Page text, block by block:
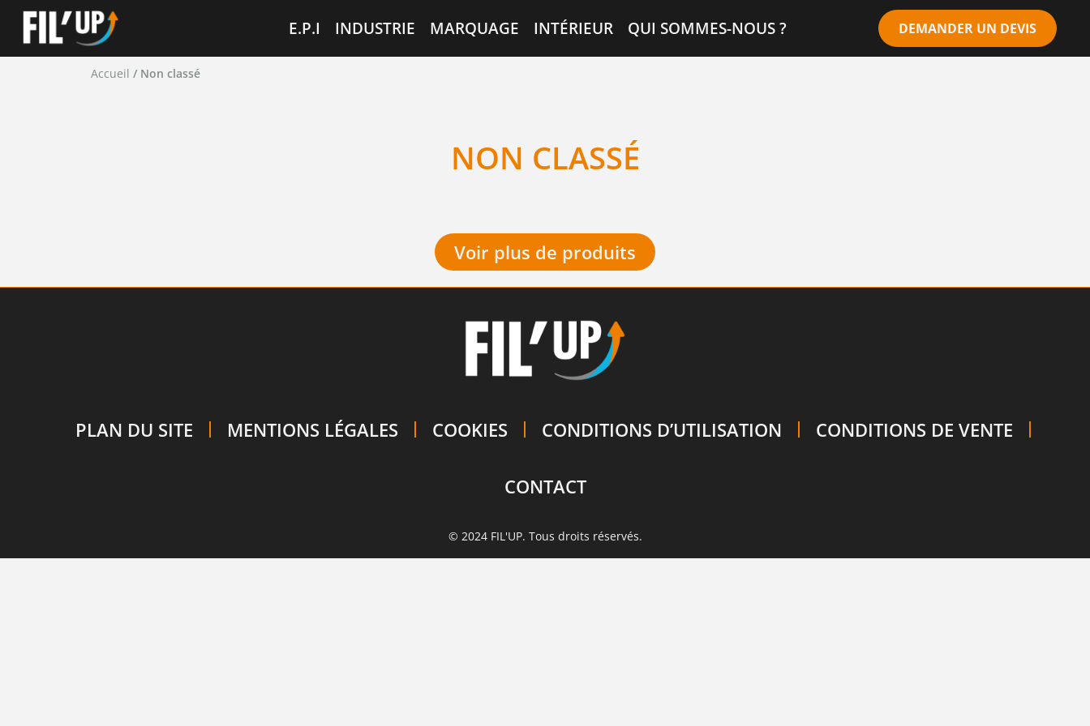
E.P.I INDUSTRIE MARQUAGE INTÉRIEUR QUI SOMMES-NOUS ? DEMANDER UN DEVIS
Accueil / Non classé
NON CLASSÉ
Voir plus de produits
PLAN DU SITE MENTIONS LÉGALES COOKIES CONDITIONS D’UTILISATION CONDITIONS DE VENTE
CONTACT
© 2024 FIL'UP. Tous droits réservés.
Cookies management panel